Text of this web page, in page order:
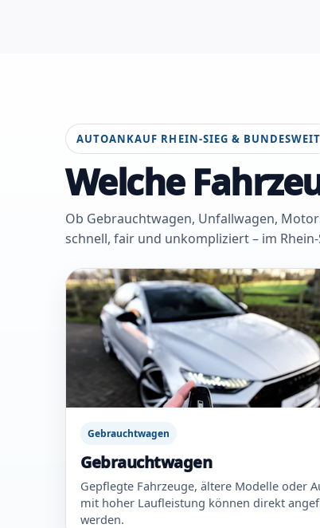
AUTOANKAUF RHEIN-SIEG & BUNDESWEIT
Welche
Ob Gebrauchtwagen, Unfallwagen,
schnell, fair und unkompliziert – im
Gebrauchtwagen
Gebrauchtwagen
Gepflegte Fahrzeuge, ältere Modelle oder
mit hoher Laufleistung können direkt
werden.